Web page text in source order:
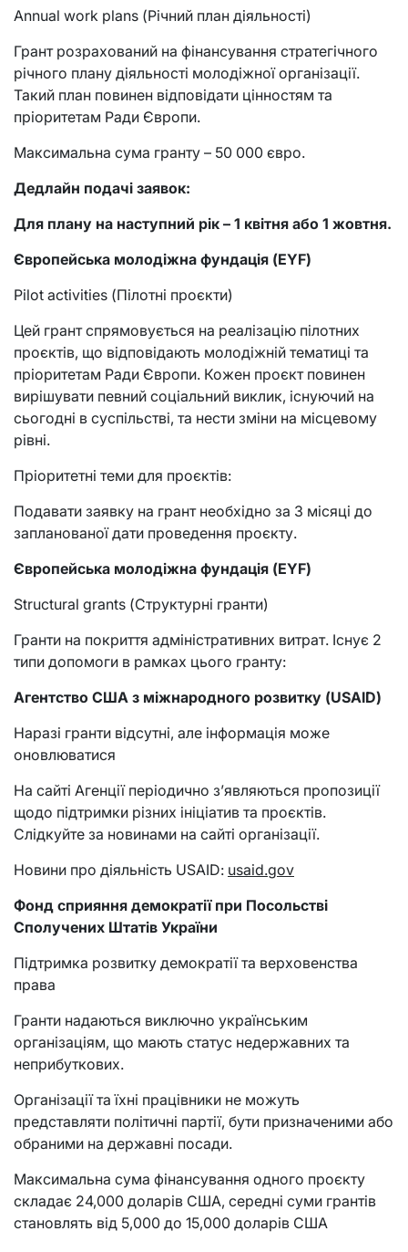
Annual work plans (Річний план діяльності)
Грант розрахований на фінансування стратегічного
річного плану діяльності молодіжної організації.
Такий план повинен відповідати цінностям та
пріоритетам Ради Європи.
Максимальна сума гранту – 50 000 євро.
Дедлайн подачі заявок:
Для плану на наступний рік – 1 квітня або 1 жовтня.
Європейська молодіжна фундація (EYF)
Pilot activities (Пілотні проєкти)
Цей грант спрямовується на реалізацію пілотних
проєктів, що відповідають молодіжній тематиці та
пріоритетам Ради Європи. Кожен проєкт повинен
вирішувати певний соціальний виклик, існуючий на
сьогодні в суспільстві, та нести зміни на місцевому
рівні.
Пріоритетні теми для проєктів:
Подавати заявку на грант необхідно за 3 місяці до
запланованої дати проведення проєкту.
Європейська молодіжна фундація (EYF)
Structural grants (Структурні гранти)
Гранти на покриття адміністративних витрат. Існує 2
типи допомоги в рамках цього гранту:
Агентство США з міжнародного розвитку (USAID)
Наразі гранти відсутні, але інформація може
оновлюватися
На сайті Агенції періодично з’являються пропозиції
щодо підтримки різних ініціатив та проєктів.
Слідкуйте за новинами на сайті організації.
Новини про діяльність USAID: usaid.gov
Фонд сприяння демократії при Посольстві
Сполучених Штатів України
Підтримка розвитку демократії та верховенства
права
Гранти надаються виключно українським
організаціям, що мають статус недержавних та
неприбуткових.
Організації та їхні працівники не можуть
представляти політичні партії, бути призначеними або
обраними на державні посади.
Максимальна сума фінансування одного проєкту
складає 24,000 доларів США, середні суми грантів
становлять від 5,000 до 15,000 доларів США